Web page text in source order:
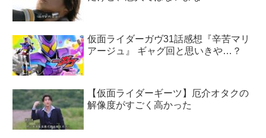
仮面ライダーガヴ31話感想『辛苦マリ
アージュ』 ギャグ回と思いきや…？
【仮面ライダーギーツ】厄介オタクの
解像度がすごく高かった